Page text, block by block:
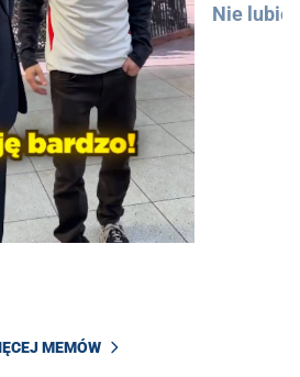
Nie lubię
MEMÓW